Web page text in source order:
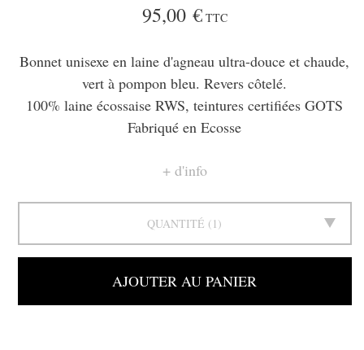
95,00 € TTC
Bonnet unisexe en laine d'agneau ultra-douce et chaude,
vert à pompon bleu. Revers côtelé.
100% laine écossaise RWS, teintures certifiées GOTS
Fabriqué en Ecosse
d'info
QUANTITÉ 1
AJOUTER AU PANIER